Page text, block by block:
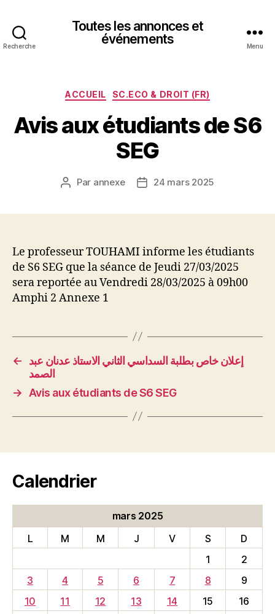
Recherche
Toutes les annonces et
événements
Menu
Catégories
ACCUEIL SC.ECO & DROIT (FR)
Avis aux étudiants de S6
SEG
Auteur
Par annexe
Date24 mars 2025
Le professeur TOUHAMI informe les étudiants
de S6 SEG que la séance de Jeudi 27/03/2025
sera reportée au Vendredi 28/03/2025 à 09h00
Amphi 2 Annexe 1
←
إعلان خاص بطلبة السداسي الثاني الاستاذ عدنان عبد
الصمد
→
Avis aux étudiants de S6 SEG
Calendrier
mars 2025
L
M M J V S
D
1
2
3
4 5 6 7 8
9
10
11 12 13 14 15
16